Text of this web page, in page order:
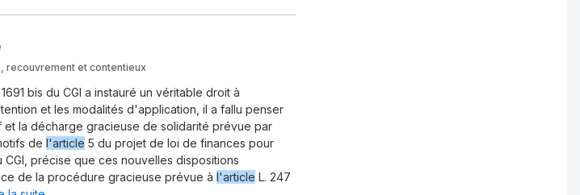
recouvrement et contentieux
1691 bis du CGI a instauré un véritable droit à
et les modalités d'application, il a fallu penser
la décharge gracieuse de solidarité prévue par
de l'article 5 du projet de loi de finances pour
CGI, précise que ces nouvelles dispositions
de la procédure gracieuse prévue à l'article L. 247